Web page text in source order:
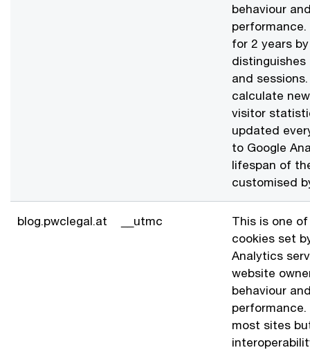
behaviour
for 2 years
distinguishes
and
calculate
visitor
updated
to Google
lifespan of
customised
blog.pwclegal.at __utmc
This is one
cookies set
Analytics
website
behaviour
most sites